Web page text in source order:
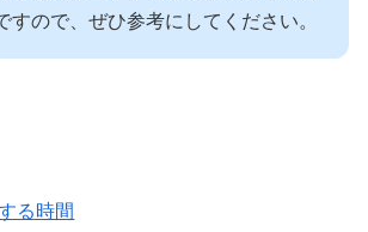
すので、ぜひ参考にしてください。
る時間